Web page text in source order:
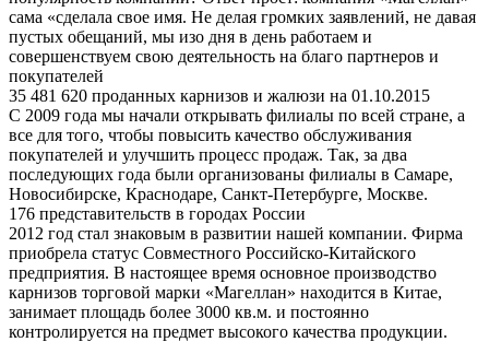
сама «сделала свое имя. Не делая громких заявлений, не давая
пустых обещаний, мы изо дня в день работаем и
совершенствуем свою деятельность на благо партнеров и
покупателей
35 481 620 проданных карнизов и жалюзи на 01.10.2015
С 2009 года мы начали открывать филиалы по всей стране, а
все для того, чтобы повысить качество обслуживания
покупателей и улучшить процесс продаж. Так, за два
последующих года были организованы филиалы в Самаре,
Новосибирске, Краснодаре, Санкт-Петербурге, Москве.
176 представительств в городах России
2012 год стал знаковым в развитии нашей компании. Фирма
приобрела статус Совместного Российско-Китайского
предприятия. В настоящее время основное производство
карнизов торговой марки «Магеллан» находится в Китае,
занимает площадь более 3000 кв.м. и постоянно
контролируется на предмет высокого качества продукции.